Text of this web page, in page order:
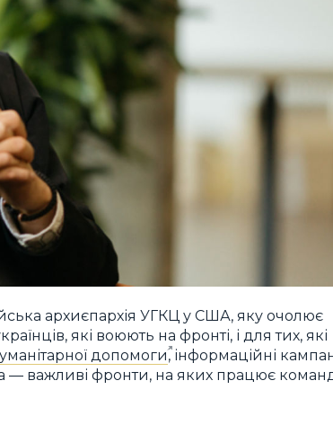
архиєпархія УГКЦ у США, яку очолює
які воюють на фронті, і для тих, які
допомоги, інформаційні
— важливі фронти, на яких працює